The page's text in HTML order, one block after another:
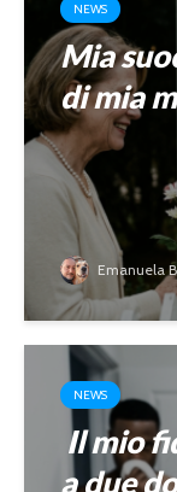
NEWS
Mia
di mia
Emanuela
NEWS
Il mio
a due